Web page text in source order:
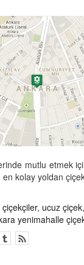
mutlu etmek
kolay yoldan
çiçekçiler, ucuz çiçek,
yenimahalle